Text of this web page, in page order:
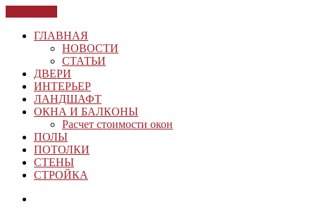
ГЛАВНАЯ
НОВОСТИ
СТАТЬИ
ДВЕРИ
ИНТЕРЬЕР
ЛАНДШАФТ
ОКНА И БАЛКОНЫ
Расчет стоимости окон
ПОЛЫ
ПОТОЛКИ
СТЕНЫ
СТРОЙКА